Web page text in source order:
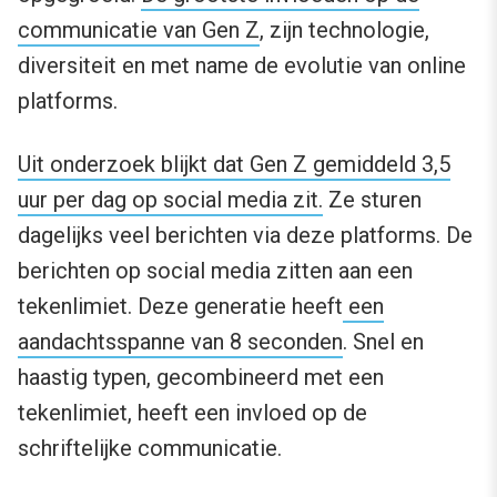
communicatie van Gen Z, zijn technologie,
diversiteit en met name de evolutie van online
platforms.
Uit onderzoek blijkt dat Gen Z gemiddeld 3,5
uur per dag op social media zit. Ze sturen
dagelijks veel berichten via deze platforms. De
berichten op social media zitten aan een
tekenlimiet. Deze generatie heeft een
aandachtsspanne van 8 seconden. Snel en
haastig typen, gecombineerd met een
tekenlimiet, heeft een invloed op de
schriftelijke communicatie.